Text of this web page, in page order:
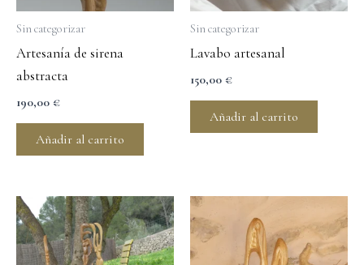
Sin categorizar
Artesanía de sirena
abstracta
190,00 €
Añadir al carrito
Sin categorizar
Lavabo artesanal
150,00 €
Añadir al carrito